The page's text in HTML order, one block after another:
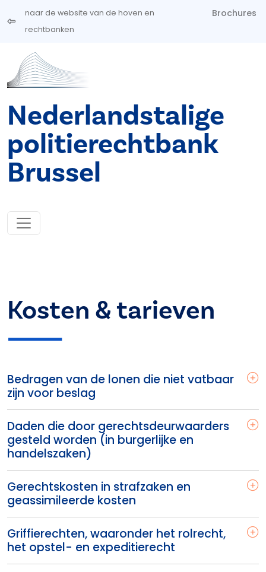
Overslaan en naar de inhoud gaan
naar de website van de hoven en
rechtbanken
Brochures
Nederlandstalige
politierechtbank
Brussel
Kosten & tarieven
Bedragen van de lonen die niet vatbaar
zijn voor beslag
Daden die door gerechtsdeurwaarders
gesteld worden (in burgerlijke en
handelszaken)
Gerechtskosten in strafzaken en
geassimileerde kosten
Griffierechten, waaronder het rolrecht,
het opstel- en expeditierecht